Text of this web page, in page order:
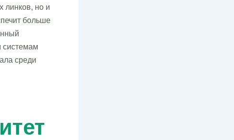
линков, но и
больше
системам
среди